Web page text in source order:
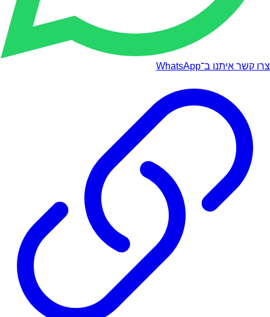
צרו קשר איתנו ב־WhatsApp